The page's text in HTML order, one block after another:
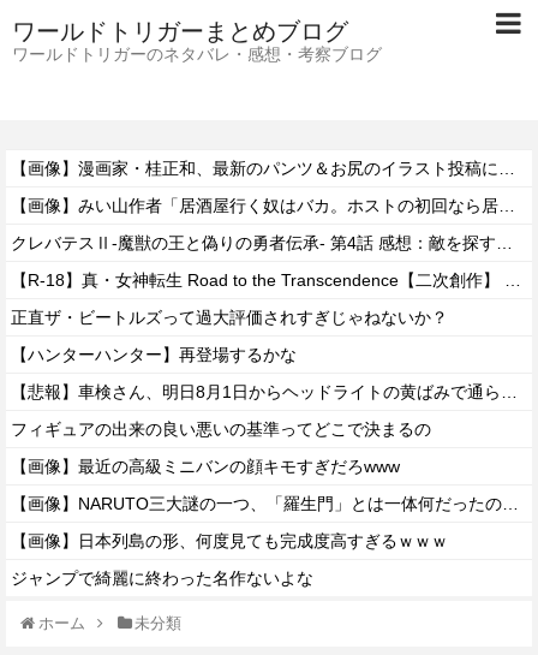
ワールドトリガーまとめブログ
ワールドトリガーのネタバレ・感想・考察ブログ
正直ザ・ビートルズって過大評価されすぎじゃねないか？
【ハンターハンター】再登場するかな
フィギュアの出来の良い悪いの基準ってどこで決まるの
【画像】最近の高級ミニバンの顔キモすぎだろwww
【画像】日本列島の形、何度見ても完成度高すぎるｗｗｗ
ジャンプで綺麗に終わった名作ないよな
ホーム 未分類